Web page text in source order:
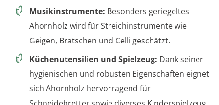
Musikinstrumente: Besonders geriegeltes
Ahornholz wird für Streichinstrumente wie
Geigen, Bratschen und Celli geschätzt.
Küchenutensilien und Spielzeug: Dank seiner
hygienischen und robusten Eigenschaften eignet
sich Ahornholz hervorragend für